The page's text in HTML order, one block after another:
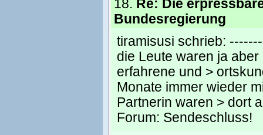
18. Re: Die
Bundesregierung
tiramisusi schrieb:
die Leute waren ja
erfahrene und >
Monate immer wieder
Partnerin waren > dort
Forum: Sendeschluss!